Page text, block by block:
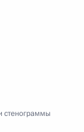
стенограммы